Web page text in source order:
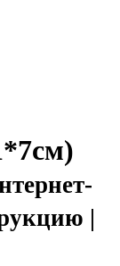
|